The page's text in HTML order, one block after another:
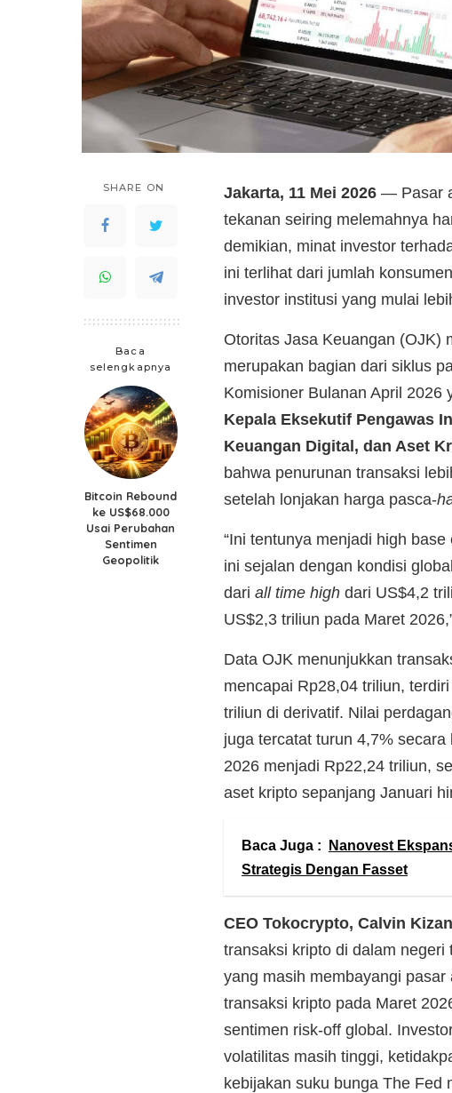
SHARE ON
Baca
selengkapnya
Bitcoin Rebound
ke US$68.000
Usai Perubahan
Sentimen
Geopolitik
Jakarta, 11 Mei 2026 — Pasar
tekanan seiring melemahnya
demikian, minat investor
ini terlihat dari jumlah
investor institusi yang mulai
Otoritas Jasa Keuangan (OJK)
merupakan bagian dari siklus
Komisioner Bulanan April 2026
Kepala Eksekutif Pengawas
Keuangan Digital, dan Aset
bahwa penurunan transaksi
setelah lonjakan harga pasca-
“Ini tentunya menjadi high
ini sejalan dengan kondisi
dari all time high dari US$4,2
US$2,3 triliun pada Maret
Data OJK menunjukkan
mencapai Rp28,04 triliun,
triliun di derivatif. Nilai
juga tercatat turun 4,7%
2026 menjadi Rp22,24 triliun,
aset kripto sepanjang Januari
Baca Juga :
Nanovest
Strategis Dengan Fasset
CEO Tokocrypto, Calvin
transaksi kripto di dalam
yang masih membayangi
transaksi kripto pada Maret
sentimen risk-off global.
volatilitas masih tinggi,
kebijakan suku bunga The Fed